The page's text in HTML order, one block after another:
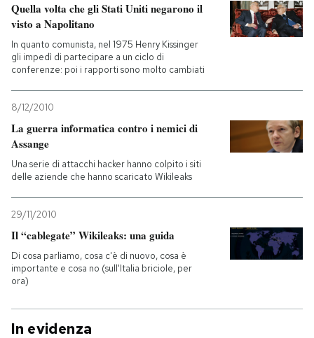
Quella volta che gli Stati Uniti negarono il
visto a Napolitano
In quanto comunista, nel 1975 Henry Kissinger
gli impedì di partecipare a un ciclo di
conferenze: poi i rapporti sono molto cambiati
8/12/2010
La guerra informatica contro i nemici di
Assange
Una serie di attacchi hacker hanno colpito i siti
delle aziende che hanno scaricato Wikileaks
29/11/2010
Il “cablegate” Wikileaks: una guida
Di cosa parliamo, cosa c'è di nuovo, cosa è
importante e cosa no (sull'Italia briciole, per
ora)
In evidenza